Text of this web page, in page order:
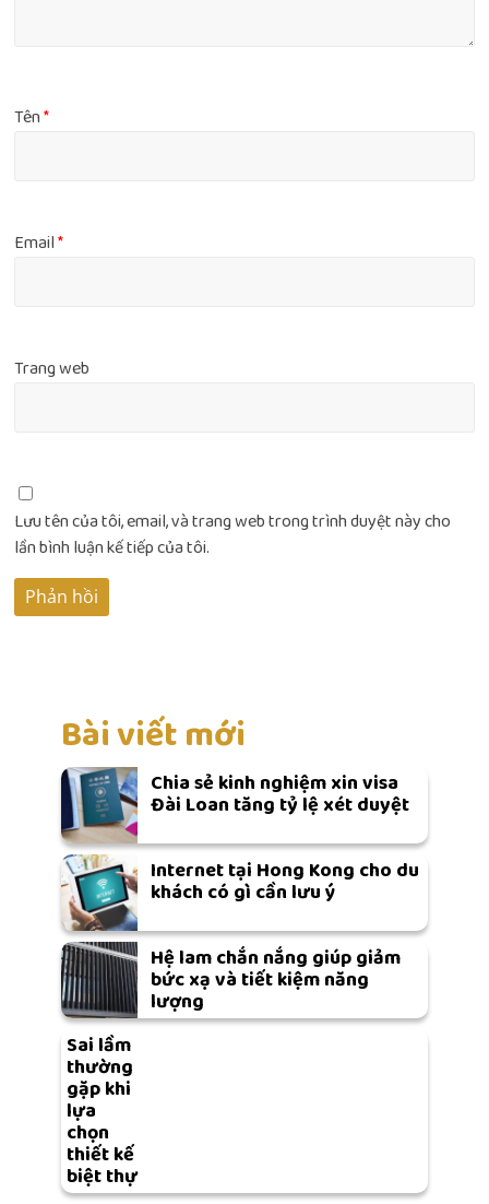
Tên*
Email*
Trang web
Lưu tên của tôi, email, và trang web trong trình duyệt này cho
lần bình luận kế tiếp của tôi.
Bài viết mới
Chia sẻ kinh nghiệm xin visa
Đài Loan tăng tỷ lệ xét duyệt
Internet tại Hong Kong cho du
khách có gì cần lưu ý
Hệ lam chắn nắng giúp giảm
bức xạ và tiết kiệm năng
lượng
Sai lầm
thường
gặp khi
lựa
chọn
thiết kế
biệt thự